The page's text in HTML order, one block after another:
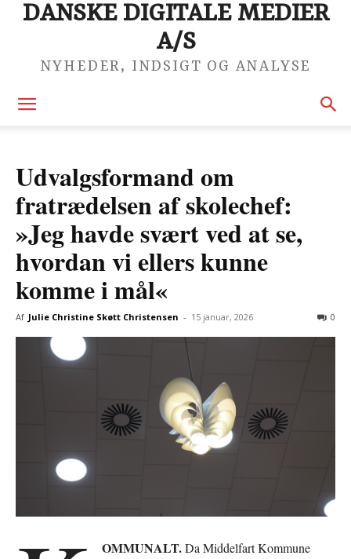
DANSKE DIGITALE MEDIER
A/S
NYHEDER, INDSIGT OG ANALYSE
Udvalgsformand om
fratrædelsen af skolechef:
»Jeg havde svært ved at se,
hvordan vi ellers kunne
komme i mål«
Af Julie Christine Skøtt Christensen - 15 januar, 2026 0
OMMUNALT.Da Middelfart Kommune